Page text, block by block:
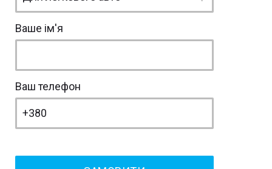
Ваше ім'я
Ваш телефон